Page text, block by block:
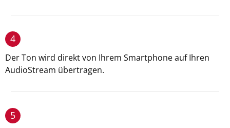
4
Der Ton wird direkt von Ihrem Smartphone auf Ihren
AudioStream übertragen.
5